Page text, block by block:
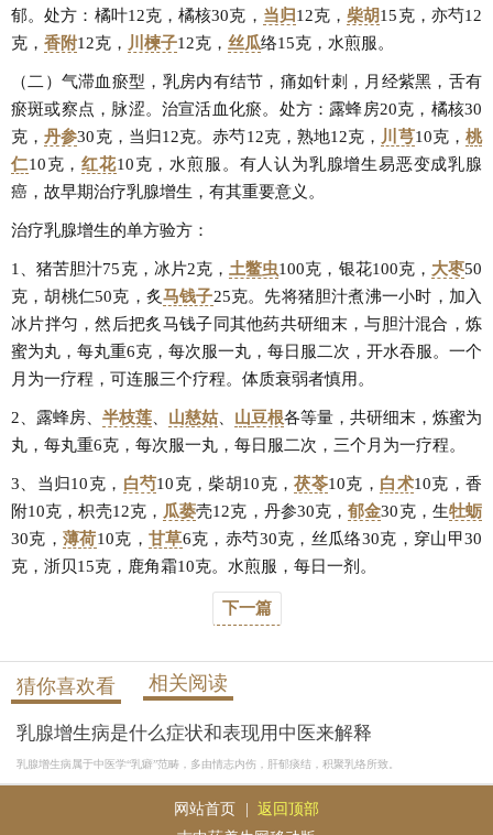
郁。处方：橘叶12克，橘核30克， 当归12克，柴胡15克，亦芍12
克， 香附12克， 川楝子12克， 丝瓜络15克，水煎服。
（二）气滞血瘀型，乳房内有结节，痛如针刺，月经紫黑，舌有
瘀斑或察点，脉涩。治宣活血化瘀。处方：露蜂房20克，橘核30
克，丹参30克，当归12克。赤芍12克，熟地12克， 川芎10克，桃
仁10克，红花10克，水煎服。有人认为乳腺增生易恶变成乳腺
癌，故早期治疗乳腺增生，有其重要意义。
治疗乳腺增生的单方验方：
1、猪苦胆汁75克，冰片2克，土鳖虫100克，银花100克， 大枣50
克，胡桃仁50克，炙马钱子25克。先将猪胆汁煮沸一小时，加入
冰片拌匀，然后把炙马钱子同其他药共研细末，与胆汁混合，炼
蜜为丸，每丸重6克，每次服一丸，每日服二次，开水吞服。一个
月为一疗程，可连服三个疗程。体质衰弱者慎用。
2、露蜂房、 半枝莲、 山慈姑、 山豆根各等量，共研细末，炼蜜为
丸，每丸重6克，每次服一丸，每日服二次，三个月为一疗程。
3、当归10克， 白芍10克，柴胡10克，茯苓10克， 白术10克，香
附10克，枳壳12克， 瓜蒌壳12克，丹参30克，郁金30克，生牡蛎
30克，薄荷10克， 甘草6克，赤芍30克，丝瓜络30克，穿山甲30
克，浙贝15克，鹿角霜10克。水煎服，每日一剂。
下一篇
猜你喜欢看 相关阅读
乳腺增生病是什么症状和表现用中医来解释
乳腺增生病属于中医学“乳癖”范畴，多由情志内伤，肝郁痰结，积聚乳络所致。
网站首页
返回顶部